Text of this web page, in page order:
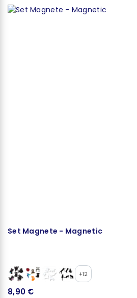
Set Magnete - Magnetic
+12
8,90 €